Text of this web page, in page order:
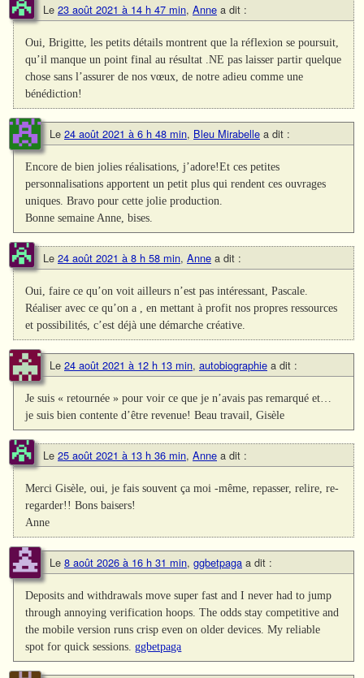
Le 23 août 2021 à 14 h 47 min, Anne a dit :
Oui, Brigitte, les petits détails montrent que la réflexion se poursuit,
qu’il manque un point final au résultat .NE pas laisser partir quelque
chose sans l’assurer de nos vœux, de notre adieu comme une
bénédiction!
Le 24 août 2021 à 6 h 48 min, Bleu Mirabelle a dit :
Encore de bien jolies réalisations, j’adore!Et ces petites
personnalisations apportent un petit plus qui rendent ces ouvrages
uniques. Bravo pour cette jolie production.
Bonne semaine Anne, bises.
Le 24 août 2021 à 8 h 58 min, Anne a dit :
Oui, faire ce qu’on voit ailleurs n’est pas intéressant, Pascale.
Réaliser avec ce qu’on a , en mettant à profit nos propres ressources
et possibilités, c’est déjà une démarche créative.
Le 24 août 2021 à 12 h 13 min, autobiographie a dit :
Je suis « retournée » pour voir ce que je n’avais pas remarqué et…
je suis bien contente d’être revenue! Beau travail, Gisèle
Le 25 août 2021 à 13 h 36 min, Anne a dit :
Merci Gisèle, oui, je fais souvent ça moi -même, repasser, relire, re-
regarder!! Bons baisers!
Anne
Le 8 août 2026 à 16 h 31 min, ggbetpaga a dit :
Deposits and withdrawals move super fast and I never had to jump
through annoying verification hoops. The odds stay competitive and
the mobile version runs crisp even on older devices. My reliable
spot for quick sessions.ggbetpaga